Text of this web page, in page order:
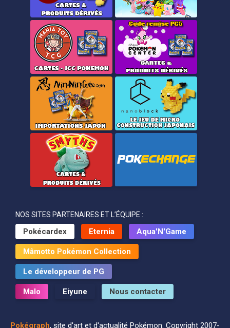
NOS SITES PARTENAIRES ET L’ÉQUIPE :
Pokécardex Eternia Aqua'N'Game
Mâmotto Pokémon Collection
Le développeur de PG
Malo Eiyune Nous contacter
Pokégraph, site d'art et d'actualité Pokémon. Copyright 2007-